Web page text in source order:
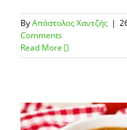
ByΑπόστολος Χαντζής |
Comments
Read More